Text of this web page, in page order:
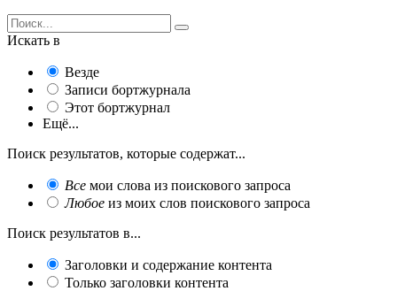
Искать в
Везде
Записи бортжурнала
Этот бортжурнал
Ещё...
Поиск результатов, которые содержат...
Все мои слова из поискового запроса
Любое из моих слов поискового запроса
Поиск результатов в...
Заголовки и содержание контента
Только заголовки контента